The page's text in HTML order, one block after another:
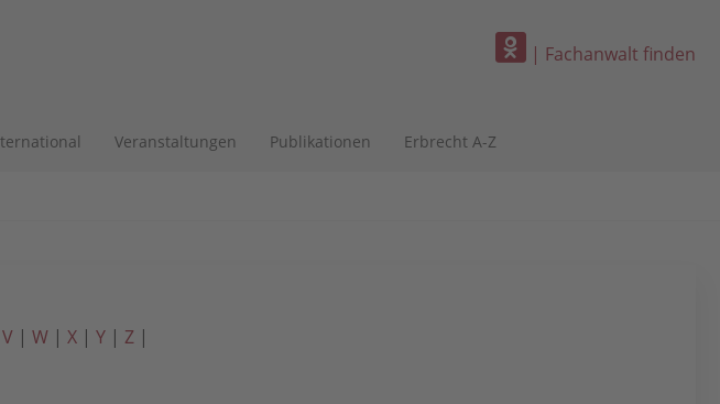
| Fachanwalt finden
Veranstaltungen Publikationen Erbrecht A-Z
V | W | X | Y | Z |